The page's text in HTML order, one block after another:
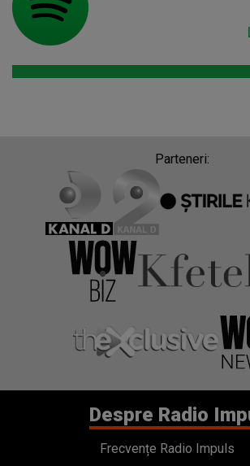
Parteneri:
Despre Radio
Frecvențe Radio Impuls